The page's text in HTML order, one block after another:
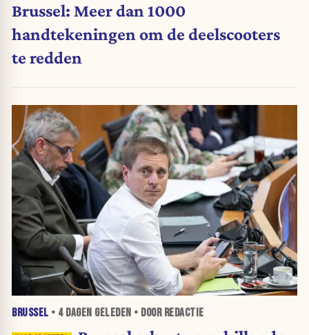
Brussel: Meer dan 1000
handtekeningen om de deelscooters
te redden
BRUSSEL • 4 DAGEN GELEDEN • DOOR REDACTIE